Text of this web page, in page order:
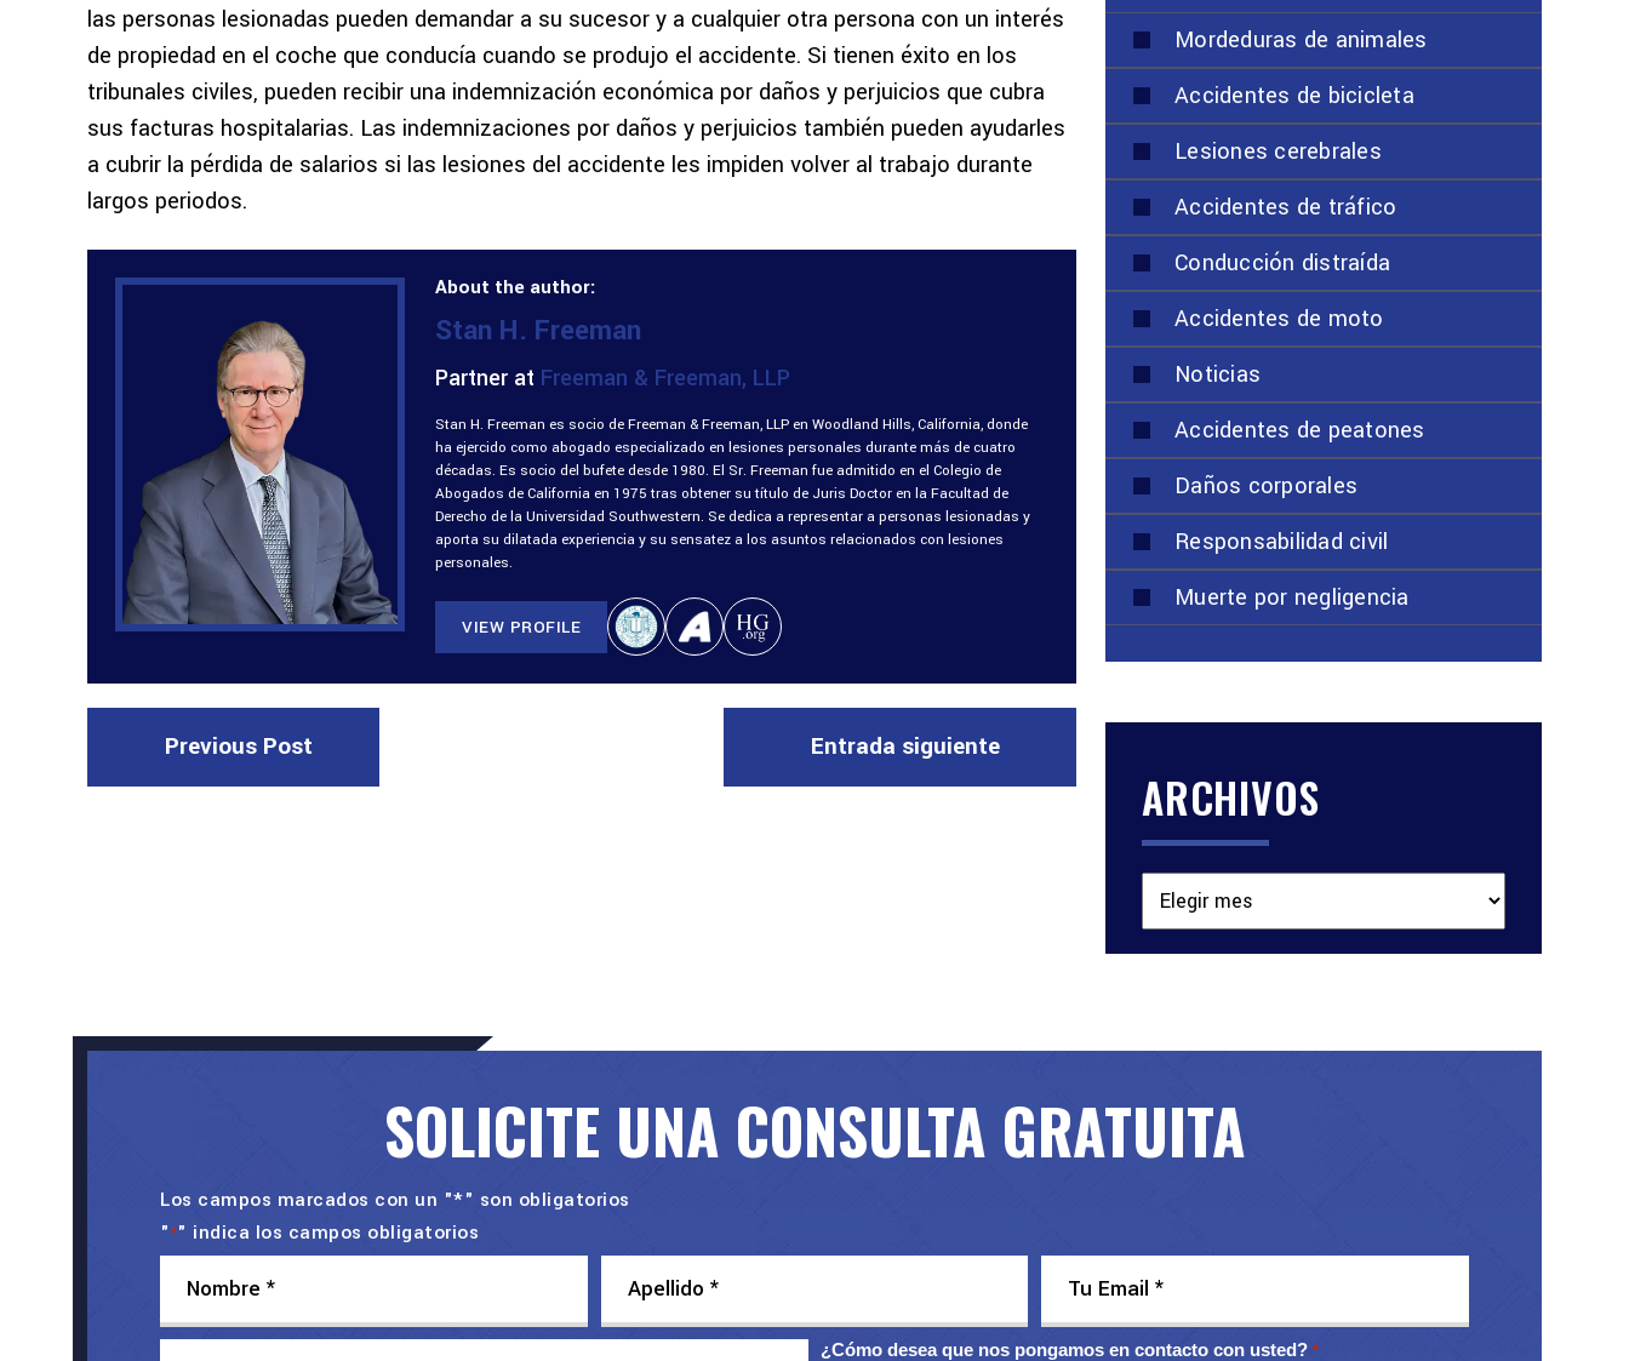
las personas lesionadas pueden demandar a su sucesor y a cualquier otra persona con un interés
de propiedad en el coche que conducía cuando se produjo el accidente. Si tienen éxito en los
tribunales civiles, pueden recibir una indemnización económica por daños y perjuicios que cubra
sus facturas hospitalarias. Las indemnizaciones por daños y perjuicios también pueden ayudarles
a cubrir la pérdida de salarios si las lesiones del accidente les impiden volver al trabajo durante
largos periodos.
About the author:
Stan H. Freeman
Partner at Freeman & Freeman, LLP
Stan H. Freeman es socio de Freeman & Freeman, LLP en Woodland Hills, California, donde
ha ejercido como abogado especializado en lesiones personales durante más de cuatro
décadas. Es socio del bufete desde 1980. El Sr. Freeman fue admitido en el Colegio de
Abogados de California en 1975 tras obtener su título de Juris Doctor en la Facultad de
Derecho de la Universidad Southwestern. Se dedica a representar a personas lesionadas y
aporta su dilatada experiencia y su sensatez a los asuntos relacionados con lesiones
personales.
VIEW PROFILE
Previous Post Entrada siguiente
Mordeduras de animales
Accidentes de bicicleta
Lesiones cerebrales
Accidentes de tráfico
Conducción distraída
Accidentes de moto
Noticias
Accidentes de peatones
Daños corporales
Responsabilidad civil
Muerte por negligencia
ARCHIVOS
SOLICITE UNA CONSULTA GRATUITA
Los campos marcados con un "*" son obligatorios
"*" indica los campos obligatorios
¿Cómo desea que nos pongamos en contacto con usted? *